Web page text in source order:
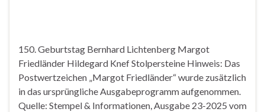
150. Geburtstag Bernhard Lichtenberg Margot
Friedländer Hildegard Knef Stolpersteine Hinweis: Das
Postwertzeichen „Margot Friedländer“ wurde zusätzlich
in das ursprüngliche Ausgabeprogramm aufgenommen.
Quelle: Stempel & Informationen, Ausgabe 23-2025 vom